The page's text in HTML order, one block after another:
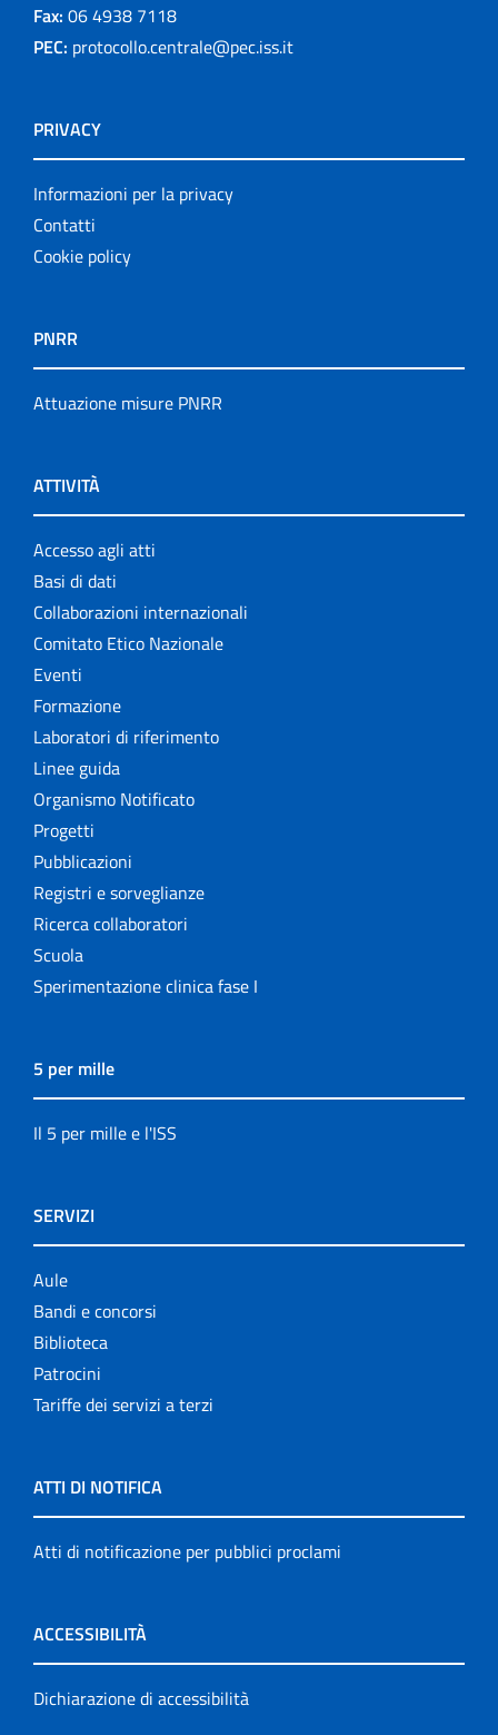
Fax: 06 4938 7118
PEC: protocollo.centrale@pec.iss.it
PRIVACY
Informazioni per la privacy
Contatti
Cookie policy
PNRR
Attuazione misure PNRR
ATTIVITÀ
Accesso agli atti
Basi di dati
Collaborazioni internazionali
Comitato Etico Nazionale
Eventi
Formazione
Laboratori di riferimento
Linee guida
Organismo Notificato
Progetti
Pubblicazioni
Registri e sorveglianze
Ricerca collaboratori
Scuola
Sperimentazione clinica fase I
5 per mille
Il 5 per mille e l'ISS
SERVIZI
Aule
Bandi e concorsi
Biblioteca
Patrocini
Tariffe dei servizi a terzi
ATTI DI NOTIFICA
Atti di notificazione per pubblici proclami
ACCESSIBILITÀ
Dichiarazione di accessibilità